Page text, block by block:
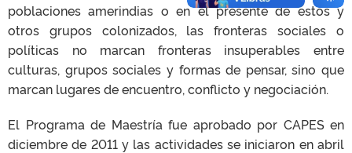
poblaciones amerindias o en el presente de estos y
otros grupos colonizados, las fronteras sociales o
políticas no marcan fronteras insuperables entre
culturas, grupos sociales y formas de pensar, sino que
marcan lugares de encuentro, conflicto y negociación.
El Programa de Maestría fue aprobado por CAPES en
diciembre de 2011 y las actividades se iniciaron en abril